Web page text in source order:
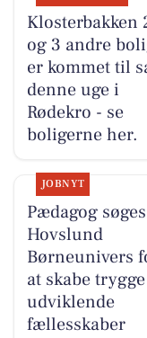
Klosterbakken
og 3 andre
er kommet til
denne uge i
Rødekro - se
boligerne her.
JOBNYT
Pædagog
Hovslund
Børneunivers
at skabe
udviklende
fællesskaber